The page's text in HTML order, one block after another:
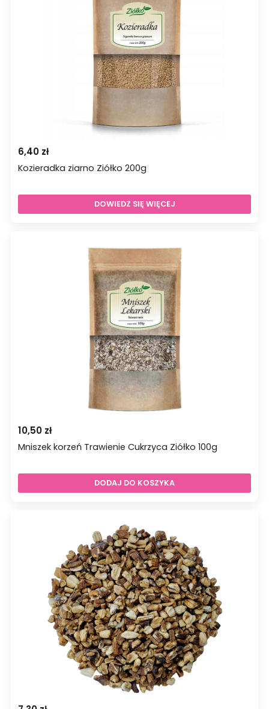
6,40 zł
Kozieradka ziarno Ziółko 200g
DOWIEDZ SIĘ WIĘCEJ
10,50 zł
Mniszek korzeń Trawienie Cukrzyca Ziółko 100g
DODAJ DO KOSZYKA